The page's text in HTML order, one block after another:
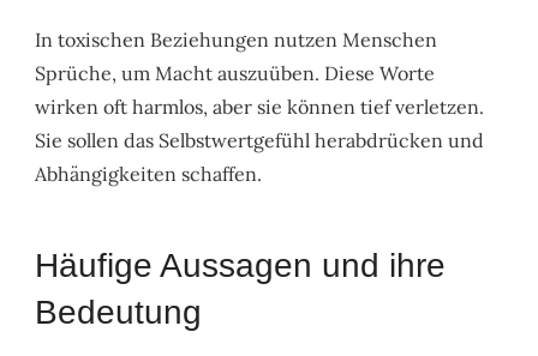
In toxischen Beziehungen nutzen Menschen
Sprüche, um Macht auszuüben. Diese Worte
wirken oft harmlos, aber sie können tief verletzen.
Sie sollen das Selbstwertgefühl herabdrücken und
Abhängigkeiten schaffen.
Häufige Aussagen und ihre
Bedeutung